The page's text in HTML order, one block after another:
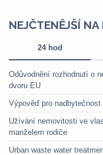
NEJČTENĚJŠÍ NA
24 hod
Odůvodnění rozhodnutí o
dvoru EU
Výpověď pro nadbytečnost
Užívání nemovitosti ve
manželem rodiče
Urban waste water